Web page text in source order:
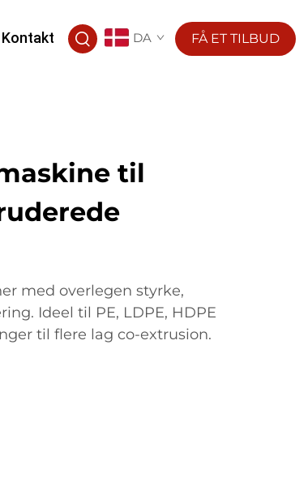
Kontakt DA FÅ ET TILBUD
til
med overlegen styrke,
Ideel til PE, LDPE, HDPE
til flere lag co-extrusion.